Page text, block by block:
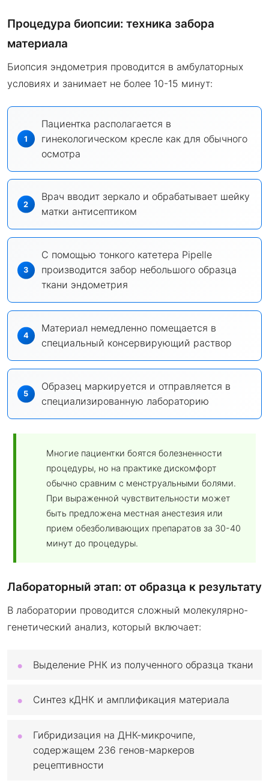
Процедура биопсии: техника забора
материала
Биопсия эндометрия проводится в амбулаторных
условиях и занимает не более 10-15 минут:
Пациентка располагается в
гинекологическом кресле как для обычного
осмотра
Врач вводит зеркало и обрабатывает шейку
матки антисептиком
С помощью тонкого катетера Pipelle
производится забор небольшого образца
ткани эндометрия
Материал немедленно помещается в
специальный консервирующий раствор
Образец маркируется и отправляется в
специализированную лабораторию
Многие пациентки боятся болезненности
процедуры, но на практике дискомфорт
обычно сравним с менструальными болями.
При выраженной чувствительности может
быть предложена местная анестезия или
прием обезболивающих препаратов за 30-40
минут до процедуры.
Лабораторный этап: от образца к результату
В лаборатории проводится сложный молекулярно-
генетический анализ, который включает:
Выделение РНК из полученного образца ткани
Синтез кДНК и амплификация материала
Гибридизация на ДНК-микрочипе,
содержащем 236 генов-маркеров
рецептивности